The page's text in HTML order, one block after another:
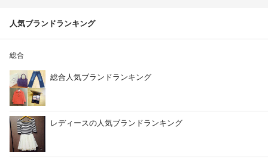
人気ブランドランキング
総合
総合人気ブランドランキング
レディースの人気ブランドランキング